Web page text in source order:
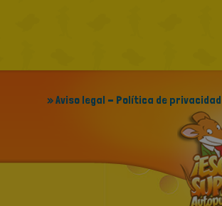
» Aviso legal - Política de privacidad